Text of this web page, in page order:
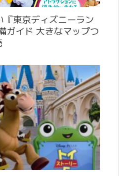
東京ディズニーラン
ガイド 大きなマップつ